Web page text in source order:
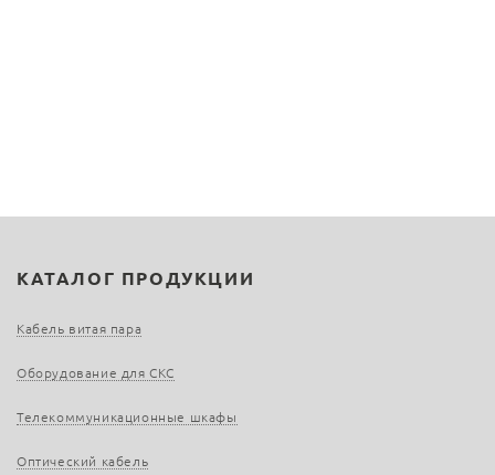
КАТАЛОГ ПРОДУКЦИИ
Кабель витая пара
Оборудование для СКС
Телекоммуникационные шкафы
Оптический кабель